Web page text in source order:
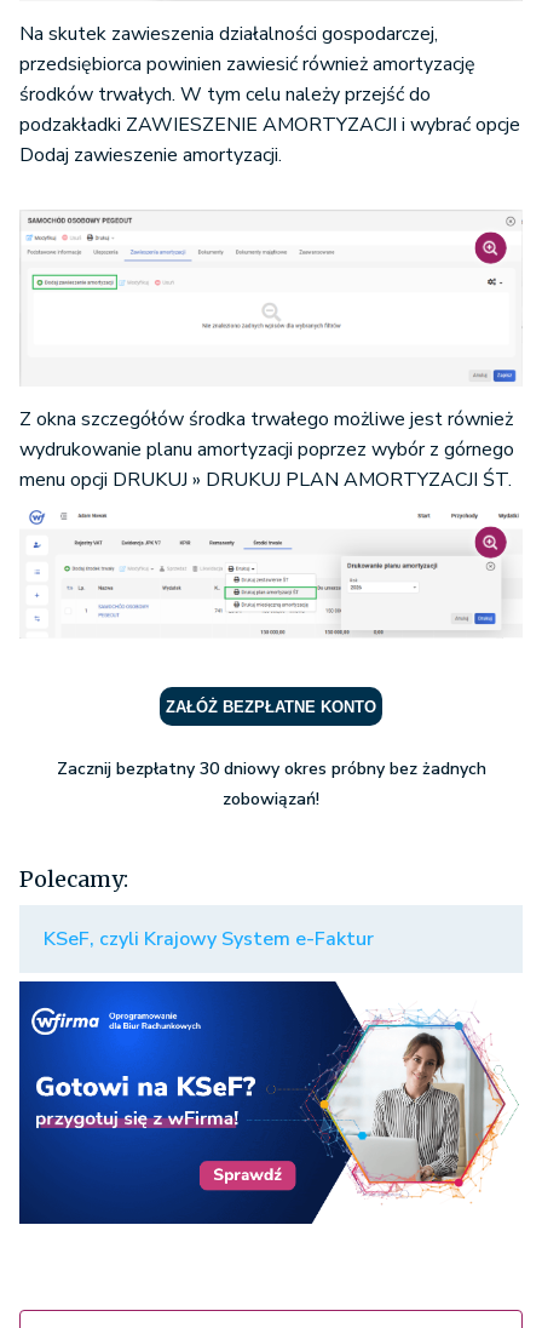
Na skutek zawieszenia działalności gospodarczej,
przedsiębiorca powinien zawiesić również amortyzację
środków trwałych. W tym celu należy przejść do
podzakładki ZAWIESZENIE AMORTYZACJI i wybrać opcje
Dodaj zawieszenie amortyzacji.
Z okna szczegółów środka trwałego możliwe jest również
wydrukowanie planu amortyzacji poprzez wybór z górnego
menu opcji DRUKUJ » DRUKUJ PLAN AMORTYZACJI ŚT.
ZAŁÓŻ BEZPŁATNE KONTO
Zacznij bezpłatny 30 dniowy okres próbny bez żadnych
zobowiązań!
Polecamy:
KSeF, czyli Krajowy System e-Faktur